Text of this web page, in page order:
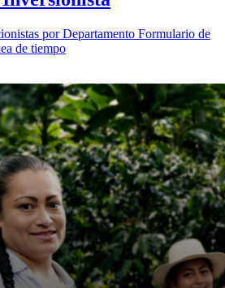
por Departamento Formulario de
de tiempo